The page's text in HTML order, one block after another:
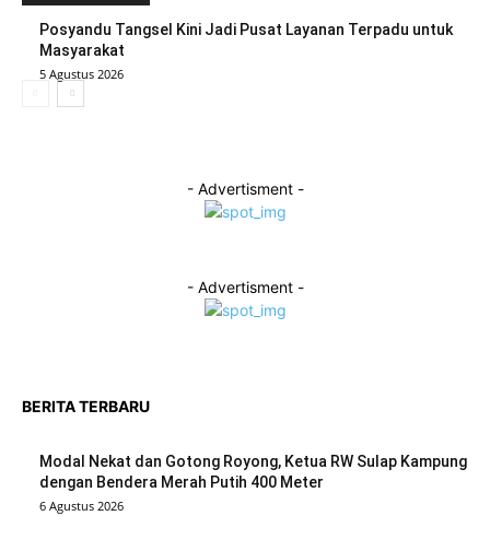
Posyandu Tangsel Kini Jadi Pusat Layanan Terpadu untuk
Masyarakat
5 Agustus 2026
- Advertisment -
- Advertisment -
BERITA TERBARU
Modal Nekat dan Gotong Royong, Ketua RW Sulap Kampung
dengan Bendera Merah Putih 400 Meter
6 Agustus 2026